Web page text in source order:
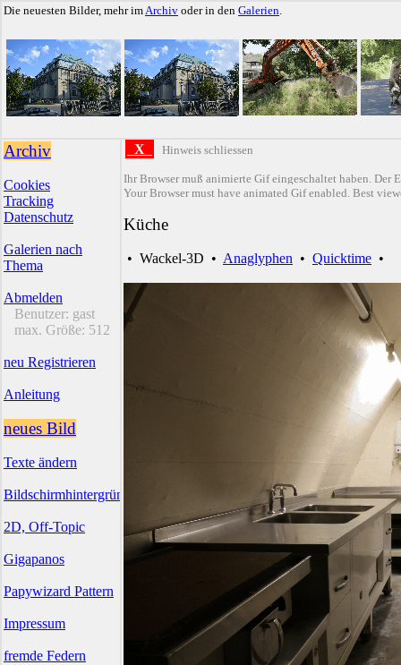
Die neuesten Bilder, mehr imArchiv oder in den Galerien.
Archiv
Cookies
Tracking
Datenschutz
Galerien nach
Thema
Abmelden
Benutzer: gast
max. Größe: 512
neu Registrieren
Anleitung
neues Bild
Texte ändern
Bildschirmhintergründe
2D, Off-Topic
Gigapanos
Papywizard Pattern
Impressum
fremde Federn
X Hinweis schliessen
Ihr Browser muß animierte Gif eingeschaltet haben. Der
Your Browser must have animated Gif enabled. Best
Küche
• Wackel-3D • Anaglyphen • Quicktime •